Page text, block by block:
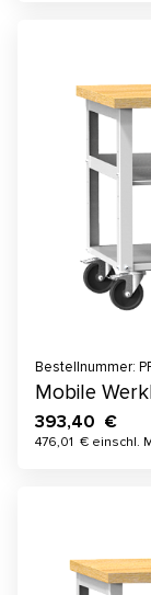
Bestellnummer:
Mobile
393,40 €
476,01 € einschl.